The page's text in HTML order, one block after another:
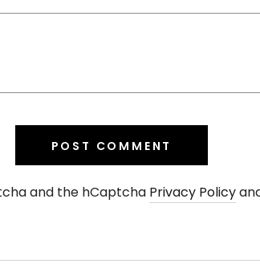
POST COMMENT
and the hCaptcha Privacy Policy